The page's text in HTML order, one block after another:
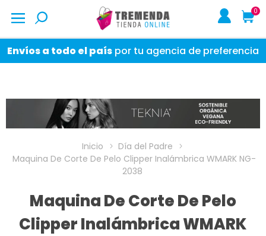
0
Envíos a todo el país por tu agencia de preferencia
Inicio
Día del Padre
Maquina De Corte De Pelo Clipper Inalámbrica WMARK NG-
2038
Maquina De Corte De Pelo
Clipper Inalámbrica WMARK